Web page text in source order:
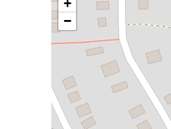
Apartpark
+